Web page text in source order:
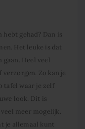
hebt gehad? Dan is
Het leuke is dat
gaan. Heel veel
Zo kan je
tafel waar je zelf
look. Dit is
meer mogelijk.
je allemaal kunt